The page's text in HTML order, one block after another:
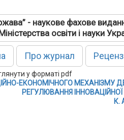
- наукове фахове
освіти і науки
Про журнал
ЕКОНОМІЧНОГО МЕХАНІЗМУ
РЕГУЛЮВАННЯ ІННОВАЦІЙНОЇ
К.